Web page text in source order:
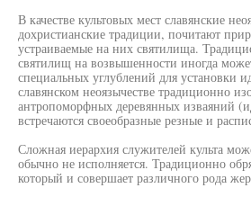
В качестве культовых мест славянские
дохристианские традиции, почитают
устраиваемые на них святилища.
святилищ на возвышенности иногда
специальных углублений для установки
славянском неоязычестве традиционно
антропоморфных деревянных изваяний
встречаются своеобразные резные и
Сложная иерархия служителей культа
обычно не исполняется. Традиционно
который и совершает различного рода